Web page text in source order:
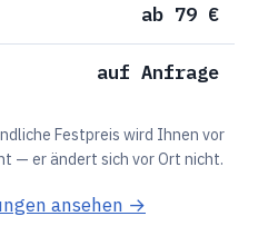
ab 79 €
auf Anfrage
Festpreis wird Ihnen vor
— er ändert sich vor Ort nicht.
ansehen →